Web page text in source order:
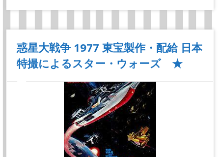
惑星大戦争 1977 東宝製作・配給 日本
特撮によるスター・ウォーズ ★